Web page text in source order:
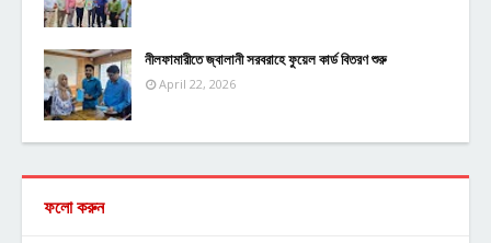
নীলফামারীতে জ্বালানী সরবরাহে ফুয়েল কার্ড বিতরণ শুরু
April 22, 2026
ফলো করুন